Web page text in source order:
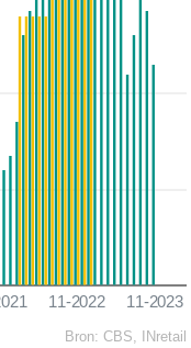
11-2023
11-2022
Bron: CBS, INretail